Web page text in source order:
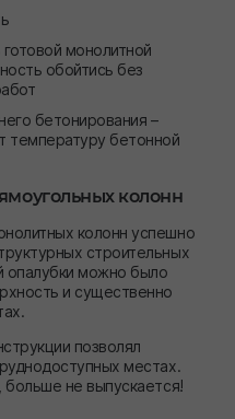
монолитной
обойтись без
бетонирования –
температуру бетонной
колонн
колонн успешно
строительных
опалубки можно было
и существенно
позволял
местах.
не выпускается!